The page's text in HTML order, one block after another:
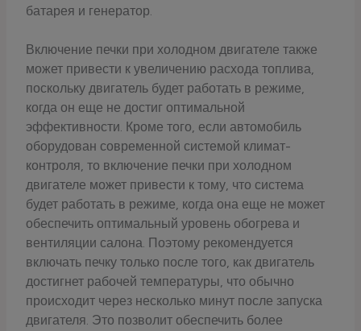
батарея и генератор.
Включение печки при холодном двигателе также
может привести к увеличению расхода топлива,
поскольку двигатель будет работать в режиме,
когда он еще не достиг оптимальной
эффективности. Кроме того, если автомобиль
оборудован современной системой климат-
контроля, то включение печки при холодном
двигателе может привести к тому, что система
будет работать в режиме, когда она еще не может
обеспечить оптимальный уровень обогрева и
вентиляции салона. Поэтому рекомендуется
включать печку только после того, как двигатель
достигнет рабочей температуры, что обычно
происходит через несколько минут после запуска
двигателя. Это позволит обеспечить более